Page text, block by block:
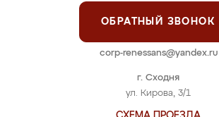
г. Сходня
ул. Кирова, 3/1
ОБРАТНЫЙ ЗВОНОК
corp-renessans@yandex.ru